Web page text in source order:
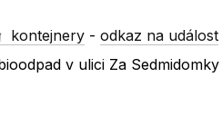
kontejnery -odkaz na událost
v ulici Za